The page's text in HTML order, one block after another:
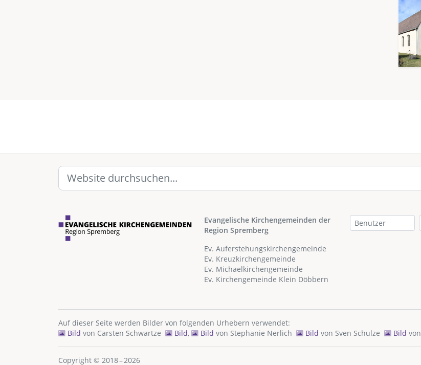
Evangelische Kirchengemeinden der
Region Spremberg
Ev. Auferstehungskirchengemeinde
Ev. Kreuzkirchengemeinde
Ev. Michaelkirchengemeinde
Ev. Kirchengemeinde Klein Döbbern
Auf dieser Seite werden Bilder von folgenden Urhebern verwendet:
Bild von Carsten Schwartze Bild, Bild von Stephanie Nerlich Bild von Sven Schulze Bild von
Copyright © 2018 – 2026